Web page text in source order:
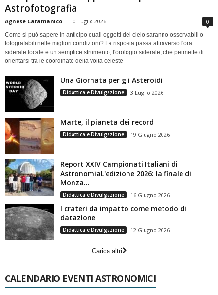
Astrofotografia
Agnese Caramanico - 10 Luglio 2026 0
Come si può sapere in anticipo quali oggetti del cielo saranno osservabili o
fotografabili nelle migliori condizioni? La risposta passa attraverso l'ora
siderale locale e un semplice strumento, l'orologio siderale, che permette di
orientarsi tra le coordinate della volta celeste
Una Giornata per gli Asteroidi
Didattica e Divulgazione 3 Luglio 2026
Marte, il pianeta dei record
Didattica e Divulgazione 19 Giugno 2026
Report XXIV Campionati Italiani di
AstronomiaL'edizione 2026: la finale di
Monza...
Didattica e Divulgazione 16 Giugno 2026
I crateri da impatto come metodo di
datazione
Didattica e Divulgazione 12 Giugno 2026
Carica altri
CALENDARIO EVENTI ASTRONOMICI